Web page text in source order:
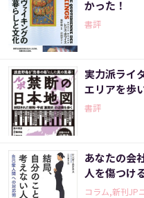
かった！
書評
実力派ライ
エリアを歩
書評
あなたの会
人を傷つけ
コラム,新刊JP